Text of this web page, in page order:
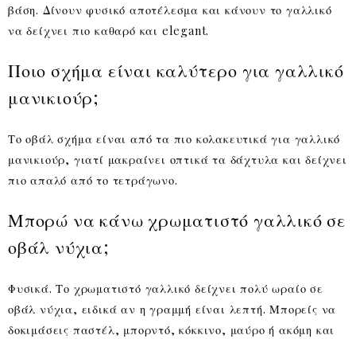
βάση. Δίνουν φυσικό αποτέλεσμα και κάνουν το γαλλικό
να δείχνει πιο καθαρό και elegant.
Ποιο σχήμα είναι καλύτερο για γαλλικό
μανικιούρ;
Το οβάλ σχήμα είναι από τα πιο κολακευτικά για γαλλικό
μανικιούρ, γιατί μακραίνει οπτικά τα δάχτυλα και δείχνει
πιο απαλό από το τετράγωνο.
Μπορώ να κάνω χρωματιστό γαλλικό σε
οβάλ νύχια;
Φυσικά. Το χρωματιστό γαλλικό δείχνει πολύ ωραίο σε
οβάλ νύχια, ειδικά αν η γραμμή είναι λεπτή. Μπορείς να
δοκιμάσεις παστέλ, μπορντό, κόκκινο, μαύρο ή ακόμη και